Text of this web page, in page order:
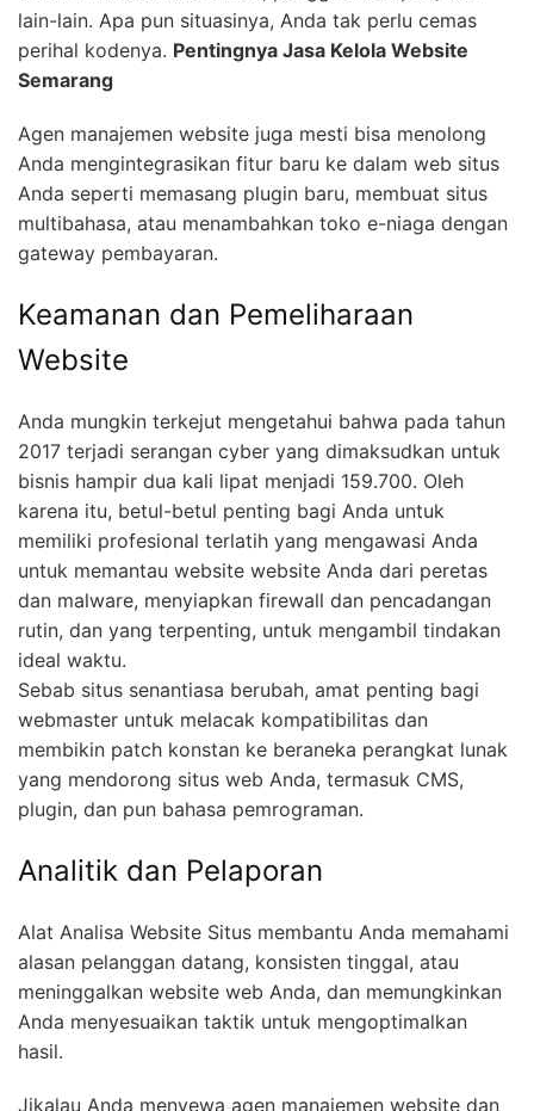
lain-lain. Apa pun situasinya, Anda tak perlu cemas
perihal kodenya. Pentingnya Jasa Kelola Website
Semarang
Agen manajemen website juga mesti bisa menolong
Anda mengintegrasikan fitur baru ke dalam web situs
Anda seperti memasang plugin baru, membuat situs
multibahasa, atau menambahkan toko e-niaga dengan
gateway pembayaran.
Keamanan dan Pemeliharaan
Website
Anda mungkin terkejut mengetahui bahwa pada tahun
2017 terjadi serangan cyber yang dimaksudkan untuk
bisnis hampir dua kali lipat menjadi 159.700. Oleh
karena itu, betul-betul penting bagi Anda untuk
memiliki profesional terlatih yang mengawasi Anda
untuk memantau website website Anda dari peretas
dan malware, menyiapkan firewall dan pencadangan
rutin, dan yang terpenting, untuk mengambil tindakan
ideal waktu.
Sebab situs senantiasa berubah, amat penting bagi
webmaster untuk melacak kompatibilitas dan
membikin patch konstan ke beraneka perangkat lunak
yang mendorong situs web Anda, termasuk CMS,
plugin, dan pun bahasa pemrograman.
Analitik dan Pelaporan
Alat Analisa Website Situs membantu Anda memahami
alasan pelanggan datang, konsisten tinggal, atau
meninggalkan website web Anda, dan memungkinkan
Anda menyesuaikan taktik untuk mengoptimalkan
hasil.
Jikalau Anda menyewa agen manajemen website dan